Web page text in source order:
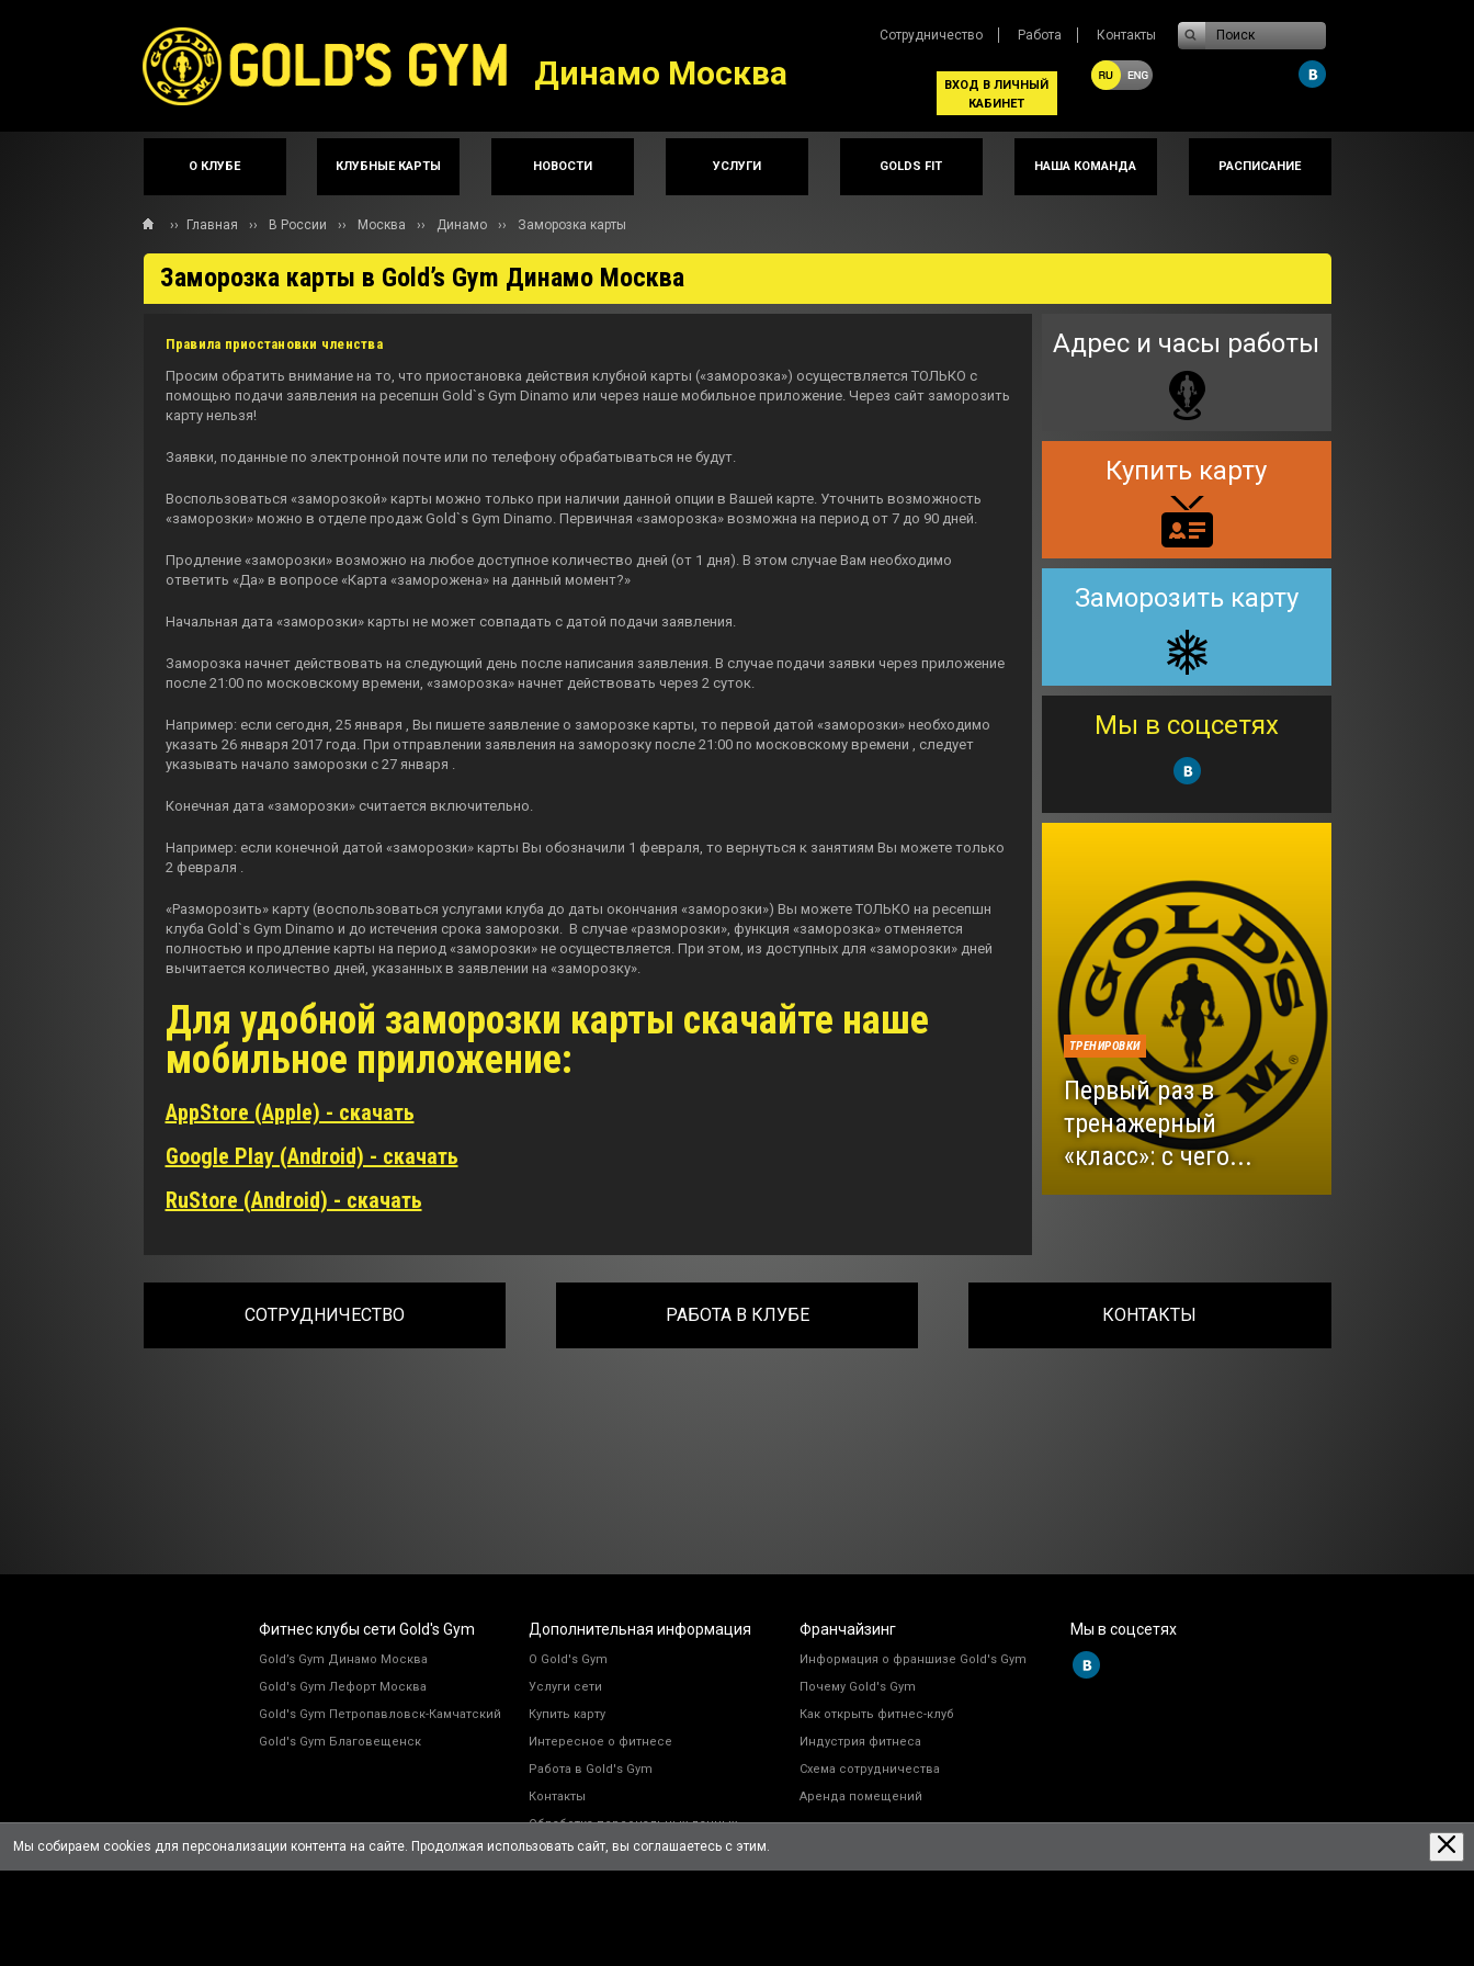
Динамо Москва
Сотрудничество Работа Контакты Поиск
ВХОД В ЛИЧНЫЙ
КАБИНЕТ
Мы собираем cookies для персонализации контента на сайте. Продолжая использовать сайт, вы соглашаетесь с этим.
О КЛУБЕ КЛУБНЫЕ КАРТЫ НОВОСТИ УСЛУГИ GOLDS FIT НАША КОМАНДА РАСПИСАНИЕ
›› Главная ›› В России ›› Москва ›› Динамо ›› Заморозка карты
Заморозка карты в Gold’s Gym Динамо Москва
Правила приостановки членства
Просим обратить внимание на то, что приостановка действия клубной карты («заморозка») осуществляется ТОЛЬКО с
помощью подачи заявления на ресепшн Gold`s Gym Dinamo или через наше мобильное приложение. Через сайт заморозить
карту нельзя!
Заявки, поданные по электронной почте или по телефону обрабатываться не будут.
Воспользоваться «заморозкой» карты можно только при наличии данной опции в Вашей карте. Уточнить возможность
«заморозки» можно в отделе продаж Gold`s Gym Dinamo. Первичная «заморозка» возможна на период от 7 до 90 дней.
Продление «заморозки» возможно на любое доступное количество дней (от 1 дня). В этом случае Вам необходимо
ответить «Да» в вопросе «Карта «заморожена» на данный момент?»
Начальная дата «заморозки» карты не может совпадать с датой подачи заявления.
Заморозка начнет действовать на следующий день после написания заявления. В случае подачи заявки через приложение
после 21:00 по московскому времени, «заморозка» начнет действовать через 2 суток.
Например: если сегодня, 25 января , Вы пишете заявление о заморозке карты, то первой датой «заморозки» необходимо
указать 26 января 2017 года. При отправлении заявления на заморозку после 21:00 по московскому времени , следует
указывать начало заморозки с 27 января .
Конечная дата «заморозки» считается включительно.
Например: если конечной датой «заморозки» карты Вы обозначили 1 февраля, то вернуться к занятиям Вы можете только
2 февраля .
«Разморозить» карту (воспользоваться услугами клуба до даты окончания «заморозки») Вы можете ТОЛЬКО на ресепшн
клуба Gold`s Gym Dinamo и до истечения срока заморозки. В случае «разморозки», функция «заморозка» отменяется
полностью и продление карты на период «заморозки» не осуществляется. При этом, из доступных для «заморозки» дней
вычитается количество дней, указанных в заявлении на «заморозку».
Для удобной заморозки карты скачайте наше
мобильное приложение:
AppStore (Apple) - скачать
Google Play (Android) - скачать
RuStore (Android) - скачать
Адрес и часы работы
Купить карту
Заморозить карту
Мы в соцсетях
ТРЕНИРОВКИ
Первый раз в
тренажерный
«класс»: с чего...
СОТРУДНИЧЕСТВО РАБОТА В КЛУБЕ КОНТАКТЫ
Фитнес клубы сети Gold's Gym
Gold’s Gym Динамо Москва
Gold's Gym Лефорт Москва
Gold's Gym Петропавловск-Камчатский
Gold's Gym Благовещенск
Дополнительная информация
О Gold's Gym
Услуги сети
Купить карту
Интересное о фитнесе
Работа в Gold's Gym
Контакты
Обработка персональных данных
Франчайзинг
Информация о франшизе Gold's Gym
Почему Gold's Gym
Как открыть фитнес-клуб
Индустрия фитнеса
Схема сотрудничества
Аренда помещений
Мы в соцсетях